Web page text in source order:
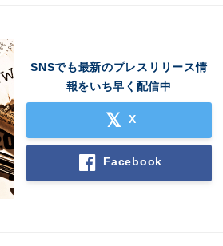
SNSでも最新のプレスリリース情
報をいち早く配信中
X
Facebook